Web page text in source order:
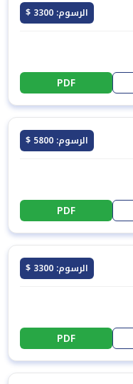
الرسوم: 3300 $
PDF
الرسوم: 5800 $
PDF
الرسوم: 3300 $
PDF